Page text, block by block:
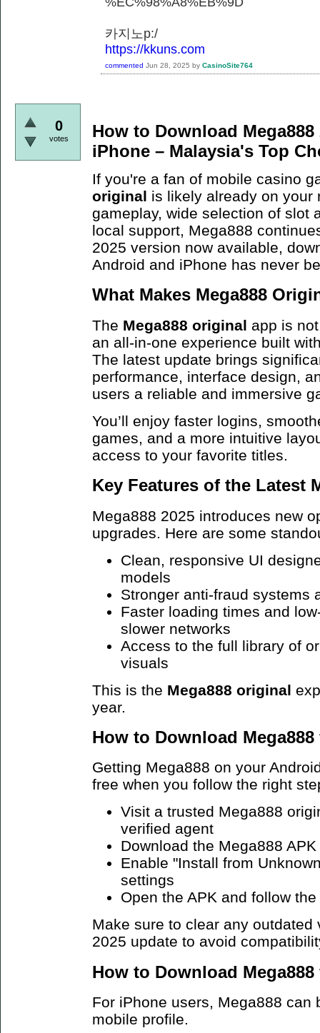
카지노p:/
https://kkuns.com
commented Jun 28, 2025 by CasinoSite764
0
votes
How to Download
iPhone – Malaysia's Top
If you're a fan of mobile casino
original is likely already on your
gameplay, wide selection of slot
local support, Mega888
2025 version now available,
Android and iPhone has never
What Makes Mega888
The Mega888 original app is
an all-in-one experience built
The latest update brings
performance, interface design,
users a reliable and immersive
You’ll enjoy faster logins,
games, and a more intuitive
access to your favorite titles.
Key Features of the Latest
Mega888 2025 introduces new
upgrades. Here are some
Clean, responsive UI
models
Stronger anti-fraud systems
Faster loading times and
slower networks
Access to the full library of
visuals
This is the Mega888 original
year.
How to Download
Getting Mega888 on your
free when you follow the right
Visit a trusted Mega888
verified agent
Download the Mega888
Enable "Install from
settings
Open the APK and follow
Make sure to clear any
2025 update to avoid
How to Download
For iPhone users, Mega888 can
mobile profile.